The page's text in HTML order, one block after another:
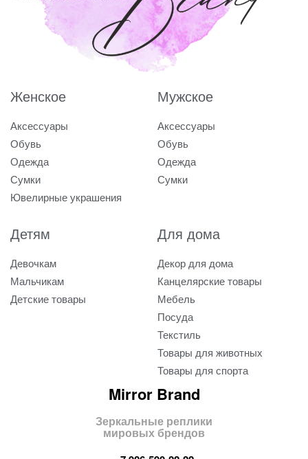
Женское
Аксессуары
Обувь
Одежда
Сумки
Ювелирные украшения
Мужское
Аксессуары
Обувь
Одежда
Сумки
Детям
Девочкам
Мальчикам
Детские товары
Для дома
Декор для дома
Канцелярские товары
Мебель
Посуда
Текстиль
Товары для животных
Товары для спорта
Mirror Brand
Зеркальные реплики
мировых брендов